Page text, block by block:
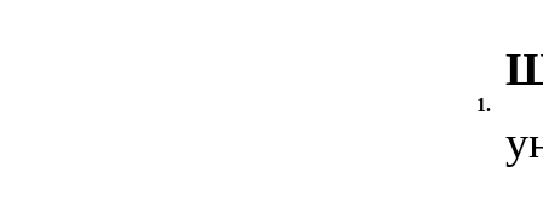
1.